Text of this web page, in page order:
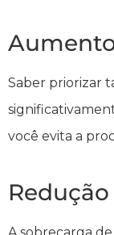
Saber priorizar
você evita a